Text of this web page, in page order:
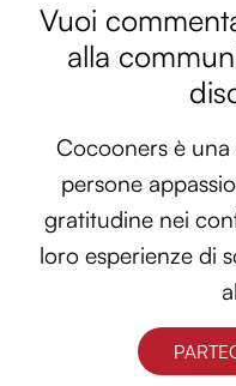
Vuoi
alla
Cocooners è
persone
gratitudine nei
loro esperienze di